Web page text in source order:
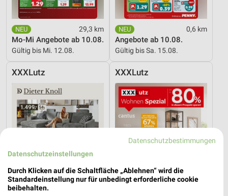
29,3 km
Mo-Mi Angebote ab 10.08.
Gültig bis Mi. 12.08.
0,6 km
Angebote ab 10.08.
Gültig bis Sa. 15.08.
XXXLutz XXXLutz
Datenschutzbestimmungen
Datenschutzeinstellungen
Durch Klicken auf die Schaltfläche „Ablehnen“ wird die
Standardeinstellung nur für unbedingt erforderliche cookie
beibehalten.